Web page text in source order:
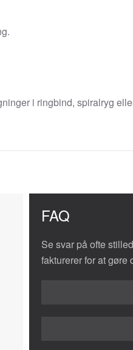
i ringbind, spiralryg
FAQ
Se svar på ofte
fakturerer for at gøre